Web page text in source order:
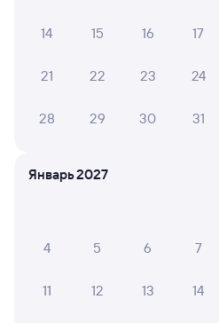
Фрегат
11 ⁠584 ⁠₽
по этому
Мы отображаем
14 15 16 17
21 22 23 24
28 29 30 31
Январь 2027
4 5 6 7
11 12 13 14